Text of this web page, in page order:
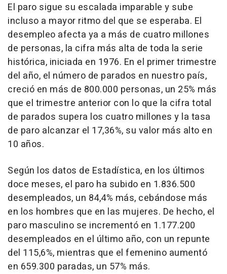
El paro sigue su escalada imparable y sube
incluso a mayor ritmo del que se esperaba. El
desempleo afecta ya a más de cuatro millones
de personas, la cifra más alta de toda la serie
histórica, iniciada en 1976. En el primer trimestre
del año, el número de parados en nuestro país,
creció en más de 800.000 personas, un 25% más
que el trimestre anterior con lo que la cifra total
de parados supera los cuatro millones y la tasa
de paro alcanzar el 17,36%, su valor más alto en
10 años.
Según los datos de Estadística, en los últimos
doce meses, el paro ha subido en 1.836.500
desempleados, un 84,4% más, cebándose más
en los hombres que en las mujeres. De hecho, el
paro masculino se incrementó en 1.177.200
desempleados en el último año, con un repunte
del 115,6%, mientras que el femenino aumentó
en 659.300 paradas, un 57% más.